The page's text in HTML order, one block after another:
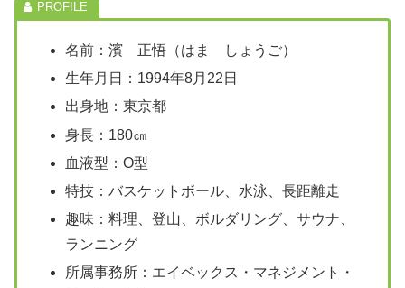
名前：濱 正悟（はま しょうご）
生年月日：1994年8月22日
出身地：東京都
身長：180㎝
血液型：O型
特技：バスケットボール、水泳、長距離走
趣味：料理、登山、ボルダリング、サウナ、
ランニング
所属事務所：エイベックス・マネジメント・